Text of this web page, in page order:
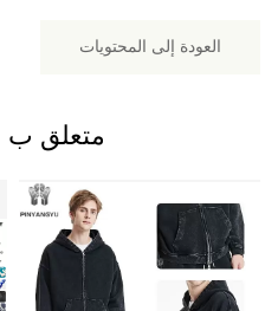
العودة إلى المحتويات
متعلق ب